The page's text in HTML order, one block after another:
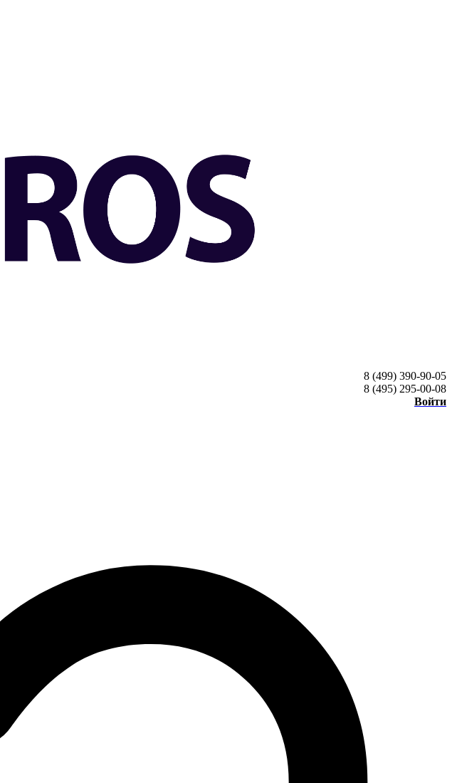
8 (499) 390-90-05
8 (495) 295-00-08
Войти